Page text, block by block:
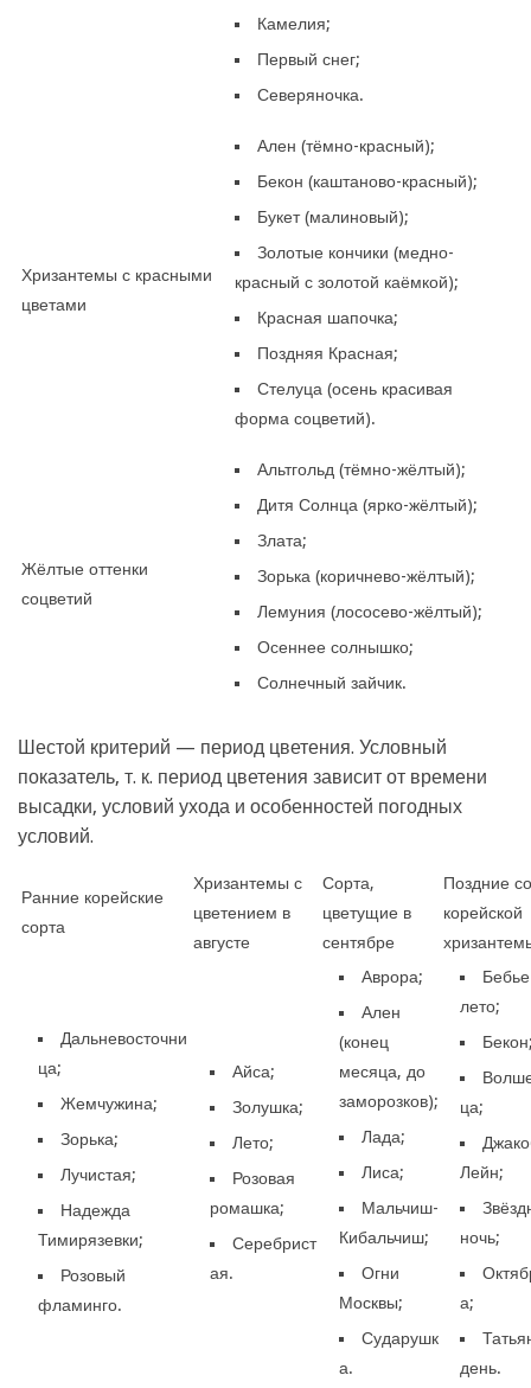
Камелия;
Первый снег;
Северяночка.
Хризантемы с красными
цветами
Ален (тёмно-красный);
Бекон (каштаново-красный);
Букет (малиновый);
Золотые кончики (медно-
красный с золотой каёмкой);
Красная шапочка;
Поздняя Красная;
Стелуца (осень красивая
форма соцветий).
Жёлтые оттенки
соцветий
Альтгольд (тёмно-жёлтый);
Дитя Солнца (ярко-жёлтый);
Злата;
Зорька (коричнево-жёлтый);
Лемуния (лососево-жёлтый);
Осеннее солнышко;
Солнечный зайчик.
Шестой критерий — период цветения. Условный
показатель, т. к. период цветения зависит от времени
высадки, условий ухода и особенностей погодных
условий.
Ранние корейские
сорта
Хризантемы с
цветением в
августе
Сорта,
цветущие в
сентябре
Поздние
корейской
Дальневосточни
ца;
Жемчужина;
Зорька;
Лучистая;
Надежда
Тимирязевки;
Розовый
фламинго.
Айса;
Золушка;
Лето;
Розовая
ромашка;
Серебрист
ая.
Аврора;
Ален
(конец
месяца, до
заморозков);
Лада;
Лиса;
Мальчиш-
Кибальчиш;
Огни
Москвы;
Сударушк
а.
Бебье
лето;
ца;
Лейн;
ночь;
а;
день.